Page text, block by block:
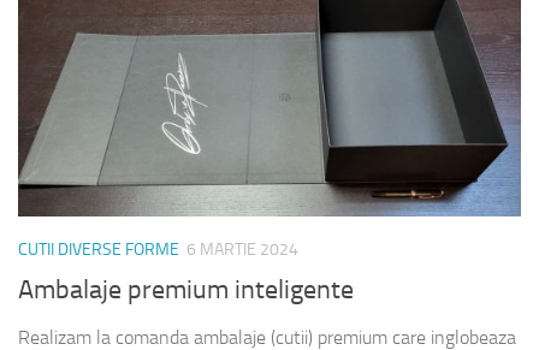
CUTII DIVERSE FORME 6 MARTIE 2024
Ambalaje premium inteligente
Realizam la comanda ambalaje (cutii) premium care inglobeaza